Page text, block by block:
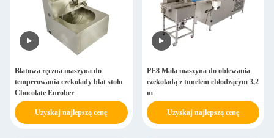
Blatowa ręczna maszyna do
temperowania czekolady blat stołu
Chocolate Enrober
Uzyskaj najlepszą cenę
PE8 Mała maszyna do oblewania
czekoladą z tunelem chłodzącym 3,2
m
Uzyskaj najlepszą cenę